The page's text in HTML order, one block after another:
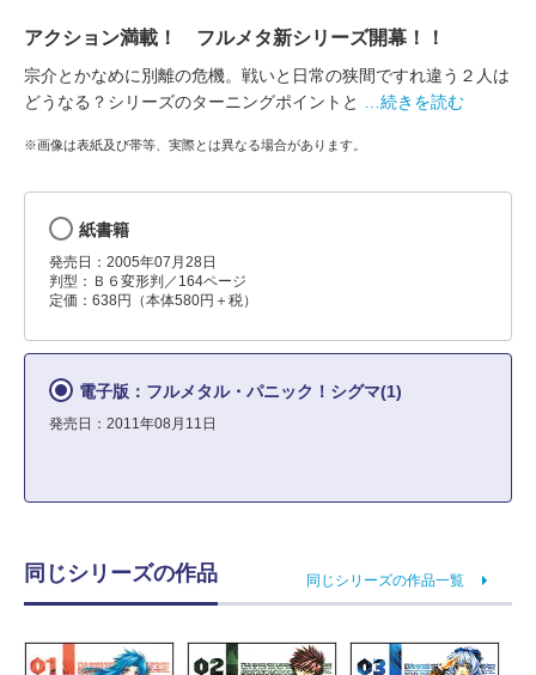
アクション満載！ フルメタ新シリーズ開幕！！
宗介とかなめに別離の危機。戦いと日常の狭間ですれ違う２人は
どうなる？シリーズのターニングポイントと
…続きを読む
※画像は表紙及び帯等、実際とは異なる場合があります。
紙書籍
発売日：2005年07月28日
判型：Ｂ６変形判／164ページ
定価：638円（本体580円＋税）
電子版：フルメタル・パニック！シグマ(1)
発売日：2011年08月11日
同じシリーズの作品 同じシリーズの作品一覧